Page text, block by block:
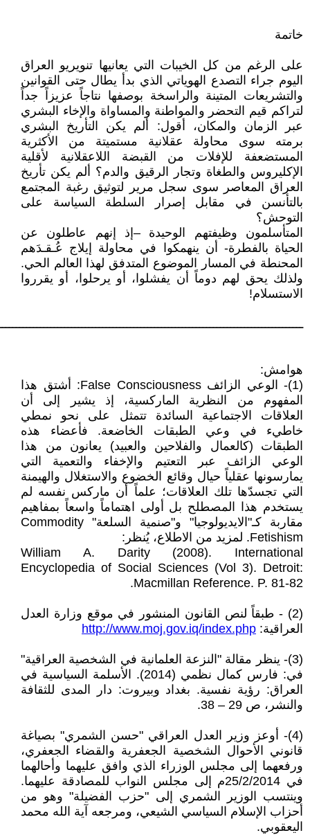
خاتمة
على الرغم من كل الخيبات التي يعانيها تنويريو العراق
اليوم جراء التصدع الهوياتي الذي بدأ يطال حتى القوانين
والتشريعات المتينة والراسخة بوصفها نتاجاً عزيزاً جداً
لتراكم قيم التحضر والمواطنة والمساواة والإخاء البشري
عبر الزمان والمكان، أقول: ألم يكن التأريخ البشري
برمته سوى محاولة عقلانية مستميتة من الأكثرية
المستضعفة للإفلات من القبضة اللاعقلانية لأقلية
الإكليروس والطغاة وتجار الرقيق والدم؟ ألم يكن تأريخ
العراق المعاصر سوى سجل مرير لتوثيق رغبة المجتمع
بالتأنسن في مقابل إصرار السلطة السياسة على
التوحش؟
المتأسلمون وظيفتهم الوحيدة –إذ إنهم عاطلون عن
الحياة بالفطرة- أن ينهمكوا في محاولة إيلاج عُـقـدَهم
المحنطة في المسار الموضوع المتدفق لهذا العالم الحي.
ولذلك يحق لهم دوماً أن يفشلوا، أو يرحلوا، أو يقرروا
الاستسلام!
هوامش:
(1)- الوعي الزائف False Consciousness: أشتق هذا
المفهوم من النظرية الماركسية، إذ يشير إلى أن
العلاقات الاجتماعية السائدة تتمثل على نحو نمطي
خاطيء في وعي الطبقات الخاضعة. فأعضاء هذه
الطبقات (كالعمال والفلاحين والعبيد) يعانون من هذا
الوعي الزائف عبر التعتيم والإخفاء والتعمية التي
يمارسونها عقلياً حيال وقائع الخضوع والاستغلال والهيمنة
التي تجسدّها تلك العلاقات؛ علماً أن ماركس نفسه لم
يستخدم هذا المصطلح بل أولى اهتماماً واسعاً بمفاهيم
مقاربة كـ"الايديولوجيا" و"صنمية السلعة" Commodity
Fetishism. لمزيد من الاطلاع، يُنظر:
William A. Darity (2008). International
Encyclopedia of Social Sciences (Vol 3). Detroit:
Macmillan Reference. P. 81-82.
(2) - طبقاً لنص القانون المنشور في موقع وزارة العدل
العراقية: http://www.moj.gov.iq/index.php
(3)- ينظر مقالة "النزعة العلمانية في الشخصية العراقية"
في: فارس كمال نظمي (2014). الأسلمة السياسية في
العراق: رؤية نفسية. بغداد وبيروت: دار المدى للثقافة
والنشر، ص 29 – 38.
(4)- أوعز وزير العدل العراقي "حسن الشمري" بصياغة
قانوني الأحوال الشخصية الجعفرية والقضاء الجعفري،
ورفعهما إلى مجلس الوزراء الذي وافق عليهما وأحالهما
في 25/2/2014م إلى مجلس النواب للمصادقة عليهما.
وينتسب الوزير الشمري إلى "حزب الفضيلة" وهو من
أحزاب الإسلام السياسي الشيعي، ومرجعه آية الله محمد
اليعقوبي.